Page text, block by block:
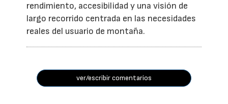
rendimiento, accesibilidad y una visión de
largo recorrido centrada en las necesidades
reales del usuario de montaña.
ver/escribir comentarios